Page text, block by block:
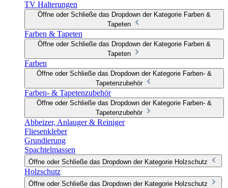
TV Halterungen
Öffne oder Schließe das Dropdown der Kategorie Farben &
Tapeten
Farben & Tapeten
Öffne oder Schließe das Dropdown der Kategorie Farben &
Tapeten
Farben
Öffne oder Schließe das Dropdown der Kategorie Farben- &
Tapetenzubehör
Farben- & Tapetenzubehör
Öffne oder Schließe das Dropdown der Kategorie Farben- &
Tapetenzubehör
Abbeizer, Anlauger & Reiniger
Fliesenkleber
Grundierung
Spachtelmassen
Öffne oder Schließe das Dropdown der Kategorie Holzschutz
Holzschutz
Öffne oder Schließe das Dropdown der Kategorie Holzschutz